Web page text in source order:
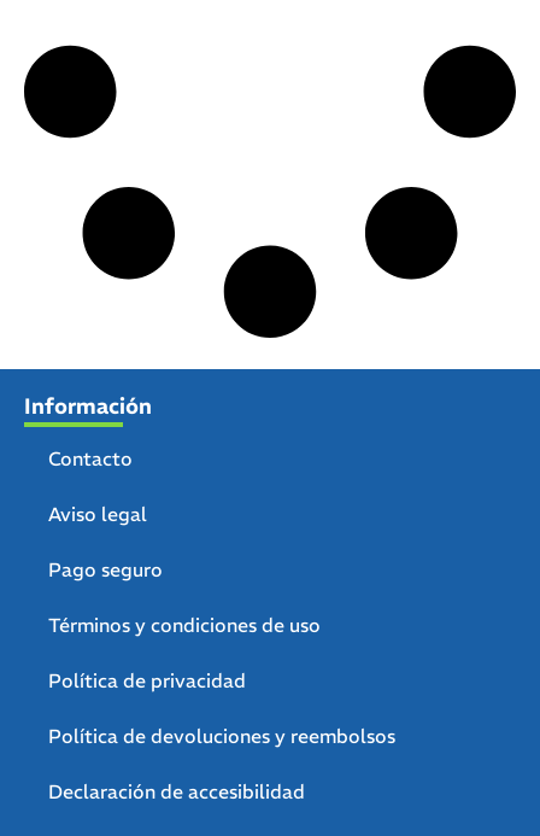
Información
Contacto
Aviso legal
Pago seguro
Términos y condiciones de uso
Política de privacidad
Política de devoluciones y reembolsos
Declaración de accesibilidad